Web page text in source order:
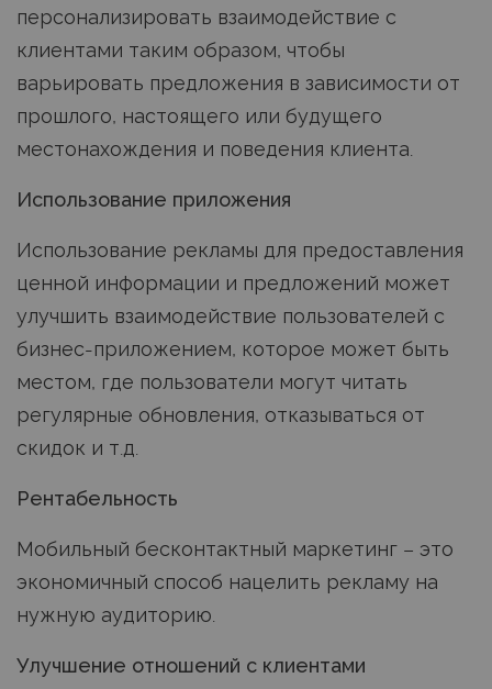
персонализировать взаимодействие с
клиентами таким образом, чтобы
варьировать предложения в зависимости от
прошлого, настоящего или будущего
местонахождения и поведения клиента.
Использование приложения
Использование рекламы для предоставления
ценной информации и предложений может
улучшить взаимодействие пользователей с
бизнес-приложением, которое может быть
местом, где пользователи могут читать
регулярные обновления, отказываться от
скидок и т.д.
Рентабельность
Мобильный бесконтактный маркетинг – это
экономичный способ нацелить рекламу на
нужную аудиторию.
Улучшение отношений с клиентами